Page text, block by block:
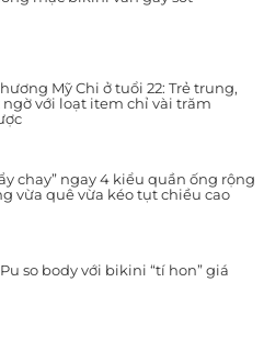
Mỹ Chi ở tuổi 22: Trẻ trung,
với loạt item chỉ vài trăm
chay” ngay 4 kiểu quần ống rộng
vừa quê vừa kéo tụt chiều cao
so body với bikini “tí hon” giá